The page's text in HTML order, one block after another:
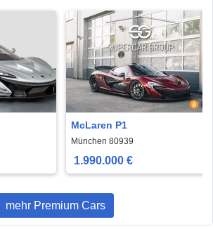
McLaren P1
München 80939
1.990.000 €
mehr Premium Cars